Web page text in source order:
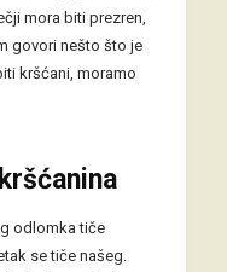
mora biti prezren,
govori nešto što je
kršćani, moramo
odlomka tiče
se tiče našeg.